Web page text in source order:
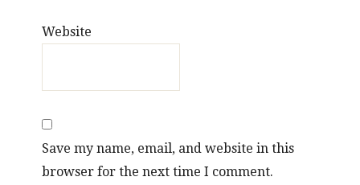
Website
Save my name, email, and website in this
browser for the next time I comment.